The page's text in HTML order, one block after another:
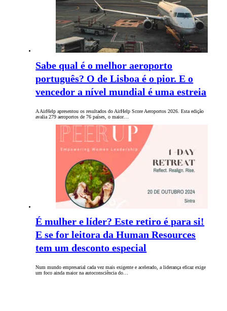
Sabe qual é o melhor aeroporto
português? O de Lisboa é o pior. E o
vencedor a nível mundial é uma estreia
A AirHelp apresentou os resultados do AirHelp Score Aeroportos 2026. Esta edição
avalia 279 aeroportos de 76 países, o maior…
É mulher e líder? Este retiro é para si!
E se for leitora da Human Resources
tem um desconto especial
Num mundo empresarial cada vez mais exigente e acelerado, a liderança eficaz exige
um foco ainda maior na autoconsciência do…